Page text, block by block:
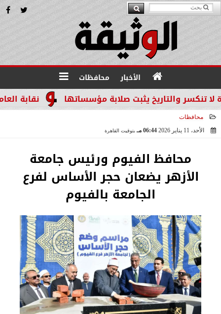
الأخبار محافظات
نقابة العاملين يثبت صلابة مؤسساتها
محافظات
الأحد، 11 يناير 2026
06:44 مـ بتوقيت القاهرة
محافظ الفيوم ورئيس جامعة
الأزهر يضعان حجر الأساس لفرع
الجامعة بالفيوم